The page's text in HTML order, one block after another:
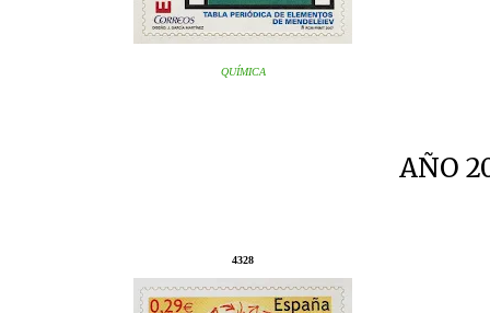
QUÍMICA
AÑO
4328